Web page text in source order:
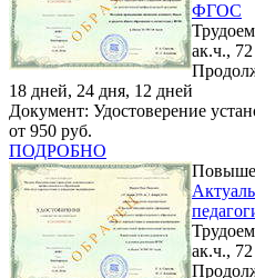
ФГОС
ак.ч.,
18 дней, 24 дня, 12 дней
Документ: Удостоверение
от 950 руб.
ПОДРОБНО
ак.ч.,